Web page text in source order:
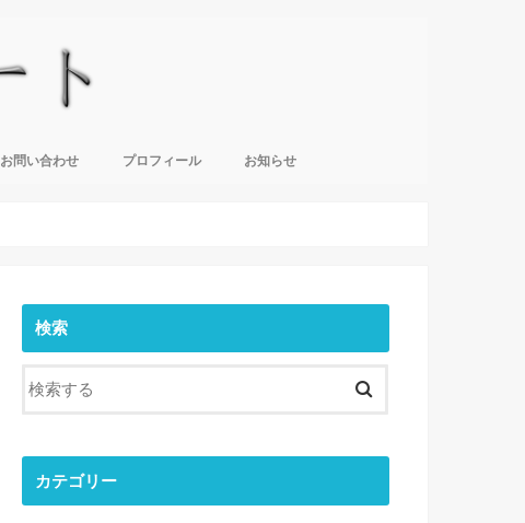
お問い合わせ プロフィール お知らせ
検索
カテゴリー